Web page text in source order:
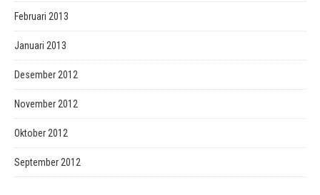
Februari 2013
Januari 2013
Desember 2012
November 2012
Oktober 2012
September 2012